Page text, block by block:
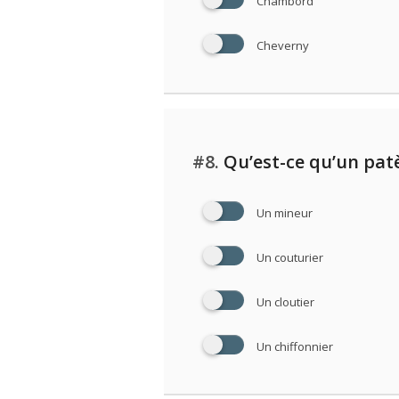
Cheverny
#8. Qu’est-ce qu’un
Un mineur
Un couturier
Un cloutier
Un chiffonnier